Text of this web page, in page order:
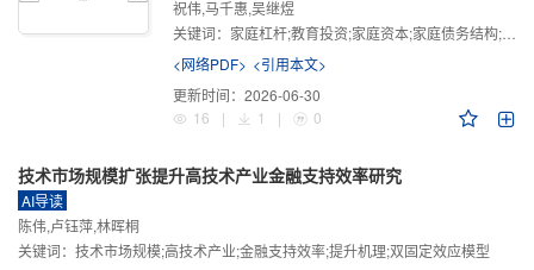
祝伟,马千惠,吴继煜
关键词： 家庭杠杆;教育投资;家庭资本;家庭债务结构;CHFS
<网络PDF> <引用本文>
更新时间： 2026-06-30
16
| 1 | 0
技术市场规模扩张提升高技术产业金融支持效率研究
AI导读
陈伟,卢钰萍,林晖桐
关键词： 技术市场规模;高技术产业;金融支持效率;提升机理;双固定效应模型